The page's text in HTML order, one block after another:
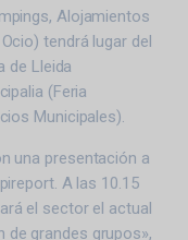
Alojamientos
tendrá lugar del
de Lleida
(Feria
Municipales).
una presentación a
A las 10.15
el sector el actual
grandes grupos»,